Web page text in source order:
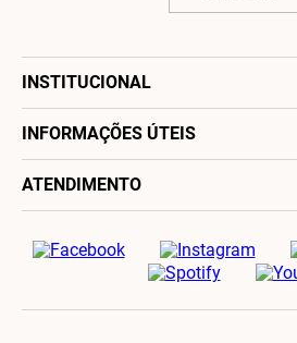
INSTITUCIONAL
INFORMAÇÕES ÚTEIS
ATENDIMENTO